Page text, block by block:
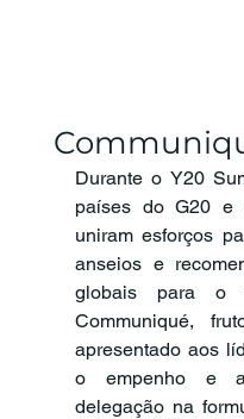
Durante o Y20
países do G20 e
uniram esforços
anseios e
globais para o
Communiqué,
apresentado aos
o empenho e
delegação na